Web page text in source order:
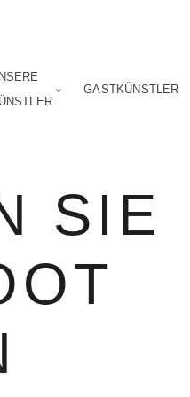
GASTKÜNSTLER
SIE